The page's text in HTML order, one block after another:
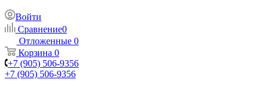
Войти
Сравнение0
Отложенные 0
Корзина 0
+7 (905) 506-9356
+7 (905) 506-9356